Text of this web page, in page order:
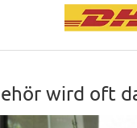
wird oft